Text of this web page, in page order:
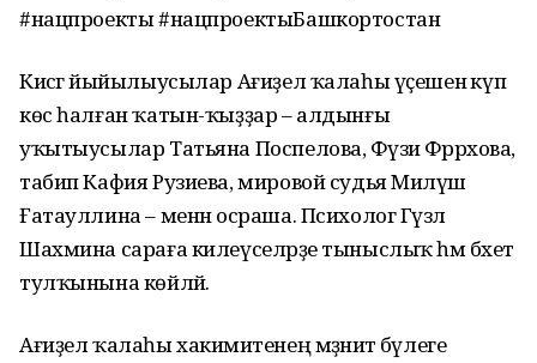
#нацпроекты #нацпроектыБашкортостан
Кисәгә йыйылыусылар Ағиҙел ҡалаһы үҫешенә күп
көс һалған ҡатын-ҡыҙҙар – алдынғы
уҡытыусылар Татьяна Поспелова, Фәүзиә Фәррәхова,
табип Кафия Рузиева, мировой судья Миләүшә
Ғатауллина – менән осраша. Психолог Гүзәл
Шахмина сараға килеүселәрҙе тыныслыҡ һәм бәхет
тулҡынына көйләй.
Ағиҙел ҡалаһы хакимиәтенең мәҙәниәт бүлеге